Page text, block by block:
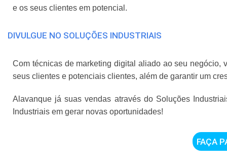
e os seus clientes em potencial.
DIVULGUE NO SOLUÇÕES INDUSTRIAIS
Com técnicas de marketing digital aliado ao seu negócio,
seus clientes e potenciais clientes, além de garantir um
Alavanque já suas vendas através do Soluções
Industriais em gerar novas oportunidades!
FAÇA